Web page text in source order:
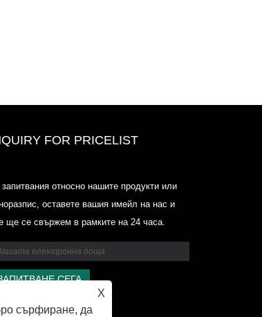
FOR PRICELIST
относно нашите продукти или
оставете вашия имейл на нас и
ще се свържем в рамките на 24 часа.
2025.6.14-2025.07.25
X
сърфиране, да